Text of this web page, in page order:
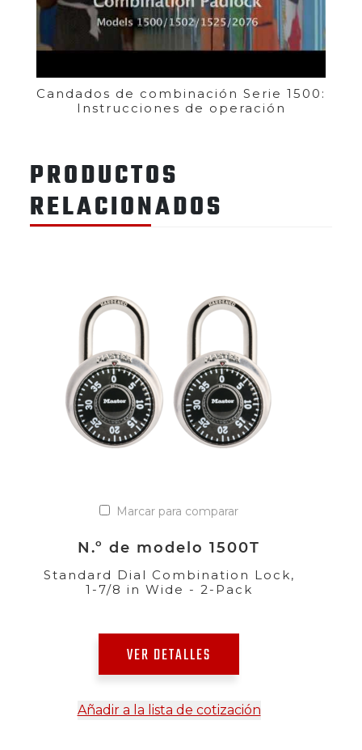
Candados de combinación Serie 1500:
Instrucciones de operación
PRODUCTOS
RELACIONADOS
Marcar para comparar
N.º de modelo 1500T
Standard Dial Combination Lock,
1-7/8 in Wide - 2-Pack
VER DETALLES
Añadir a la lista de cotización